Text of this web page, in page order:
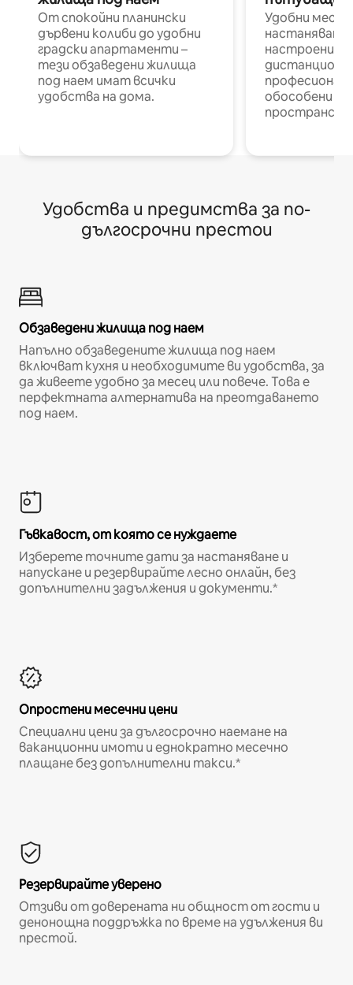
От спокойни планински
дървени колиби до удобни
градски апартаменти –
тези обзаведени жилища
под наем имат всички
удобства на дома.
Удобни
настаняване
настроени и
обособени
Удобства и предимства за по-
дългосрочни престои
Обзаведени жилища под наем
Напълно обзаведените жилища под наем
включват кухня и необходимите ви удобства, за
да живеете удобно за месец или повече. Това е
перфектната алтернатива на преотдаването
под наем.
Гъвкавост, от която се нуждаете
Изберете точните дати за настаняване и
напускане и резервирайте лесно онлайн, без
допълнителни задължения и документи.*
Опростени месечни цени
Специални цени за дългосрочно наемане на
ваканционни имоти и еднократно месечно
плащане без допълнителни такси.*
Резервирайте уверено
Отзиви от доверената ни общност от гости и
денонощна поддръжка по време на удължения ви
престой.